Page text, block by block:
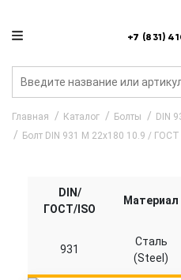
+7 (831)
Главная Каталог Болты
DIN
Болт DIN 931 M 22x180 10.9 /
DIN/
ГОСТ/ISO
Материал
931
Сталь
(Steel)